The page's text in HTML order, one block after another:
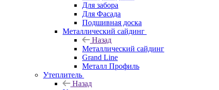
Для забора
Для Фасада
Подшивная доска
Металлический сайдинг
Назад
Металлический сайдинг
Grand Line
Металл Профиль
Утеплитель
Назад